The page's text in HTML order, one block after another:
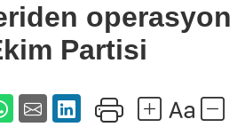
operasyon
Partisi